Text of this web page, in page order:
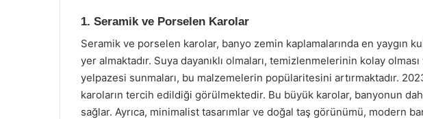
1. Seramik ve Porselen Karolar
Seramik ve porselen karolar, banyo zemin kaplamalarında en yaygın
yer almaktadır. Suya dayanıklı olmaları, temizlenmelerinin kolay
yelpazesi sunmaları, bu malzemelerin popülaritesini artırmaktadır.
karoların tercih edildiği görülmektedir. Bu büyük karolar, banyonun
sağlar. Ayrıca, minimalist tasarımlar ve doğal taş görünümü, modern